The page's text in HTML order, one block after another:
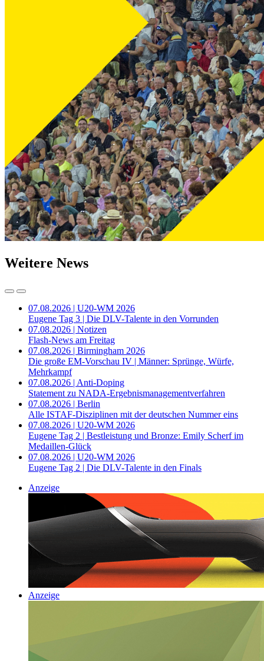
Weitere News
07.08.2026 | U20-WM 2026
Eugene Tag 3 | Die DLV-Talente in den Vorrunden
07.08.2026 | Notizen
Flash-News am Freitag
07.08.2026 | Birmingham 2026
Die große EM-Vorschau IV | Männer: Sprünge, Würfe,
Mehrkampf
07.08.2026 | Anti-Doping
Statement zu NADA-Ergebnismanagementverfahren
07.08.2026 | Berlin
Alle ISTAF-Disziplinen mit der deutschen Nummer eins
07.08.2026 | U20-WM 2026
Eugene Tag 2 | Bestleistung und Bronze: Emily Scherf im
Medaillen-Glück
07.08.2026 | U20-WM 2026
Eugene Tag 2 | Die DLV-Talente in den Finals
Anzeige
Anzeige